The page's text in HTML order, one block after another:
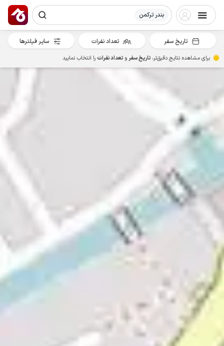
بندر ترکمن
تاریخ سفر تعداد نفرات سایر فیلترها
برای مشاهده نتایج دقیق‌تر، تاریخ سفرو تعداد نفراترا انتخاب نمایید